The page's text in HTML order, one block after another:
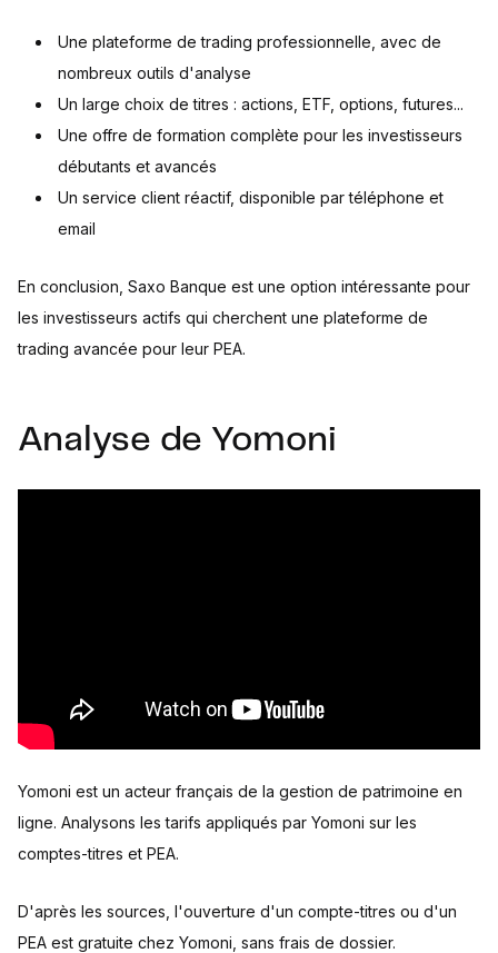
Une plateforme de trading professionnelle, avec de
nombreux outils d'analyse
Un large choix de titres : actions, ETF, options, futures...
Une offre de formation complète pour les investisseurs
débutants et avancés
Un service client réactif, disponible par téléphone et
email
En conclusion, Saxo Banque est une option intéressante pour
les investisseurs actifs qui cherchent une plateforme de
trading avancée pour leur PEA.
Analyse de Yomoni
Yomoni est un acteur français de la gestion de patrimoine en
ligne. Analysons les tarifs appliqués par Yomoni sur les
comptes-titres et PEA.
D'après les sources, l'ouverture d'un compte-titres ou d'un
PEA est gratuite chez Yomoni, sans frais de dossier.